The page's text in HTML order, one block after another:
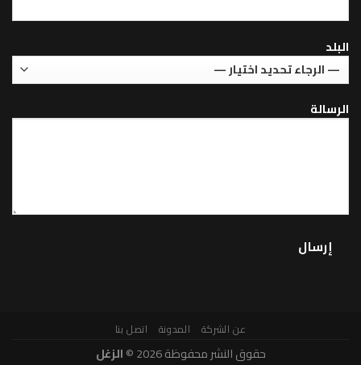
المدونة اتصل بنا
حقوق النشر محفوظة 2026 © الزغل